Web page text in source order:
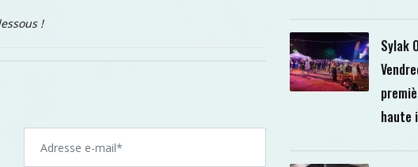
!
Sylak
haute